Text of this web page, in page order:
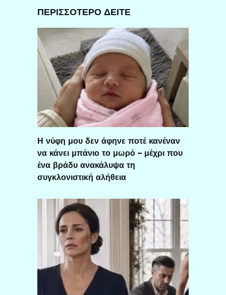
ΠΕΡΙΣΣΟΤΕΡΟ ΔΕΙΤΕ
Η νύφη μου δεν άφηνε ποτέ κανέναν
να κάνει μπάνιο το μωρό – μέχρι που
ένα βράδυ ανακάλυψα τη
συγκλονιστική αλήθεια